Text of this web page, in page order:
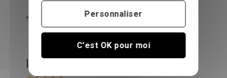
« très bien, tout parfait »
laurence L.
C'est OK pour moi
Personnaliser